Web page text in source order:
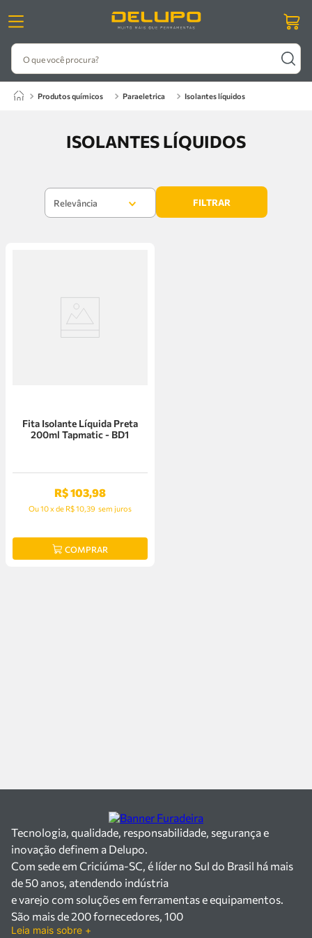
O que você procura?
produtos químicos paraeletrica isolantes líquidos
ISOLANTES LÍQUIDOS
Relevância FILTRAR
Fita Isolante Líquida Preta
200ml Tapmatic - BD1
R$103,98
Ou10xde R$ 10,39 sem juros
COMPRAR
Tecnologia, qualidade, responsabilidade, segurança e
inovação definem a Delupo.
Com sede em Criciúma-SC, é líder no Sul do Brasil há mais
de 50 anos, atendendo indústria
e varejo com soluções em ferramentas e equipamentos.
São mais de 200 fornecedores, 100
mil itens à pronta entrega e uma equipe qualificada em
Leia mais sobre +